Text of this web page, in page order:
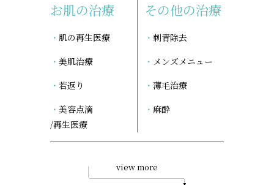
お肌の治療
肌の再生医療
美肌治療
若返り
美容点滴
/再生医療
その他の治療
刺青除去
メンズメニュー
薄毛治療
麻酔
view more